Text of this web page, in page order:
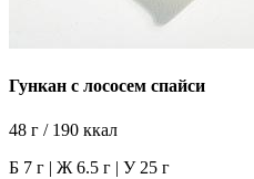
Гункан с лососем спайси
48 г / 190 ккал
Б 7 г | Ж 6.5 г | У 25 г